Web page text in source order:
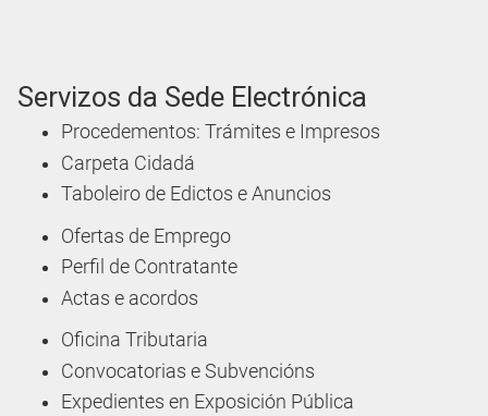
Servizos da Sede Electrónica
Procedementos: Trámites e Impresos
Carpeta Cidadá
Taboleiro de Edictos e Anuncios
Ofertas de Emprego
Perfil de Contratante
Actas e acordos
Oficina Tributaria
Convocatorias e Subvencións
Expedientes en Exposición Pública